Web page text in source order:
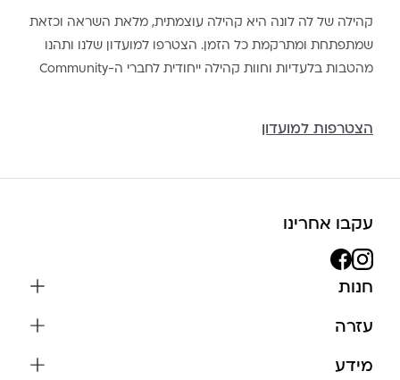
קהילה של לה לונה היא קהילה עוצמתית, מלאת השראה וכזאת
שמתפתחת ומתרקמת כל הזמן. הצטרפו למועדון שלנו ותהנו
מהטבות בלעדיות וחוות קהילה ייחודית לחברי ה-Community
הצטרפות למועדון
עקבו אחרינו
חנות
צמידים
עזרה
מידע